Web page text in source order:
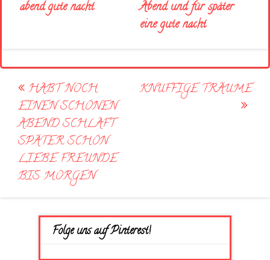
abend gute nacht
Abend und für später
eine gute nacht
Post
navigation
HABT NOCH
EINEN SCHÖNEN
ABEND SCHLAFT
SPÄTER SCHÖN
LIEBE FREUNDE
BIS MORGEN
KNUFFIGE TRÄUME
Folge uns auf Pinterest!